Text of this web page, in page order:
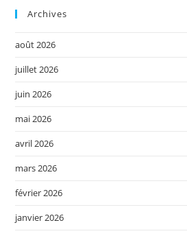
Archives
août 2026
juillet 2026
juin 2026
mai 2026
avril 2026
mars 2026
février 2026
janvier 2026